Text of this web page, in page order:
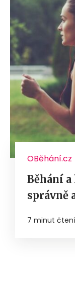
OBěhání.cz
Běhání
správně
7 minut čtení